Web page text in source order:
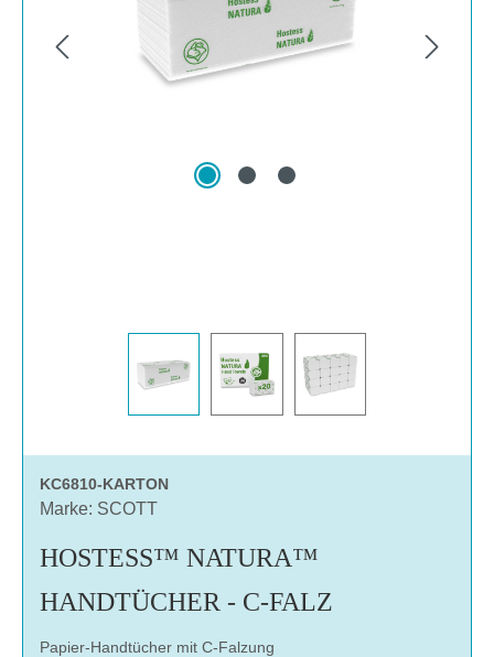
KC6810-KARTON
Marke: SCOTT
HOSTESS™ NATURA™
HANDTÜCHER - C-FALZ
Papier-Handtücher mit C-Falzung